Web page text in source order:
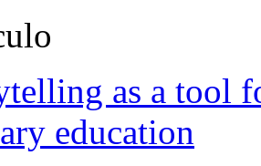
as a tool
education